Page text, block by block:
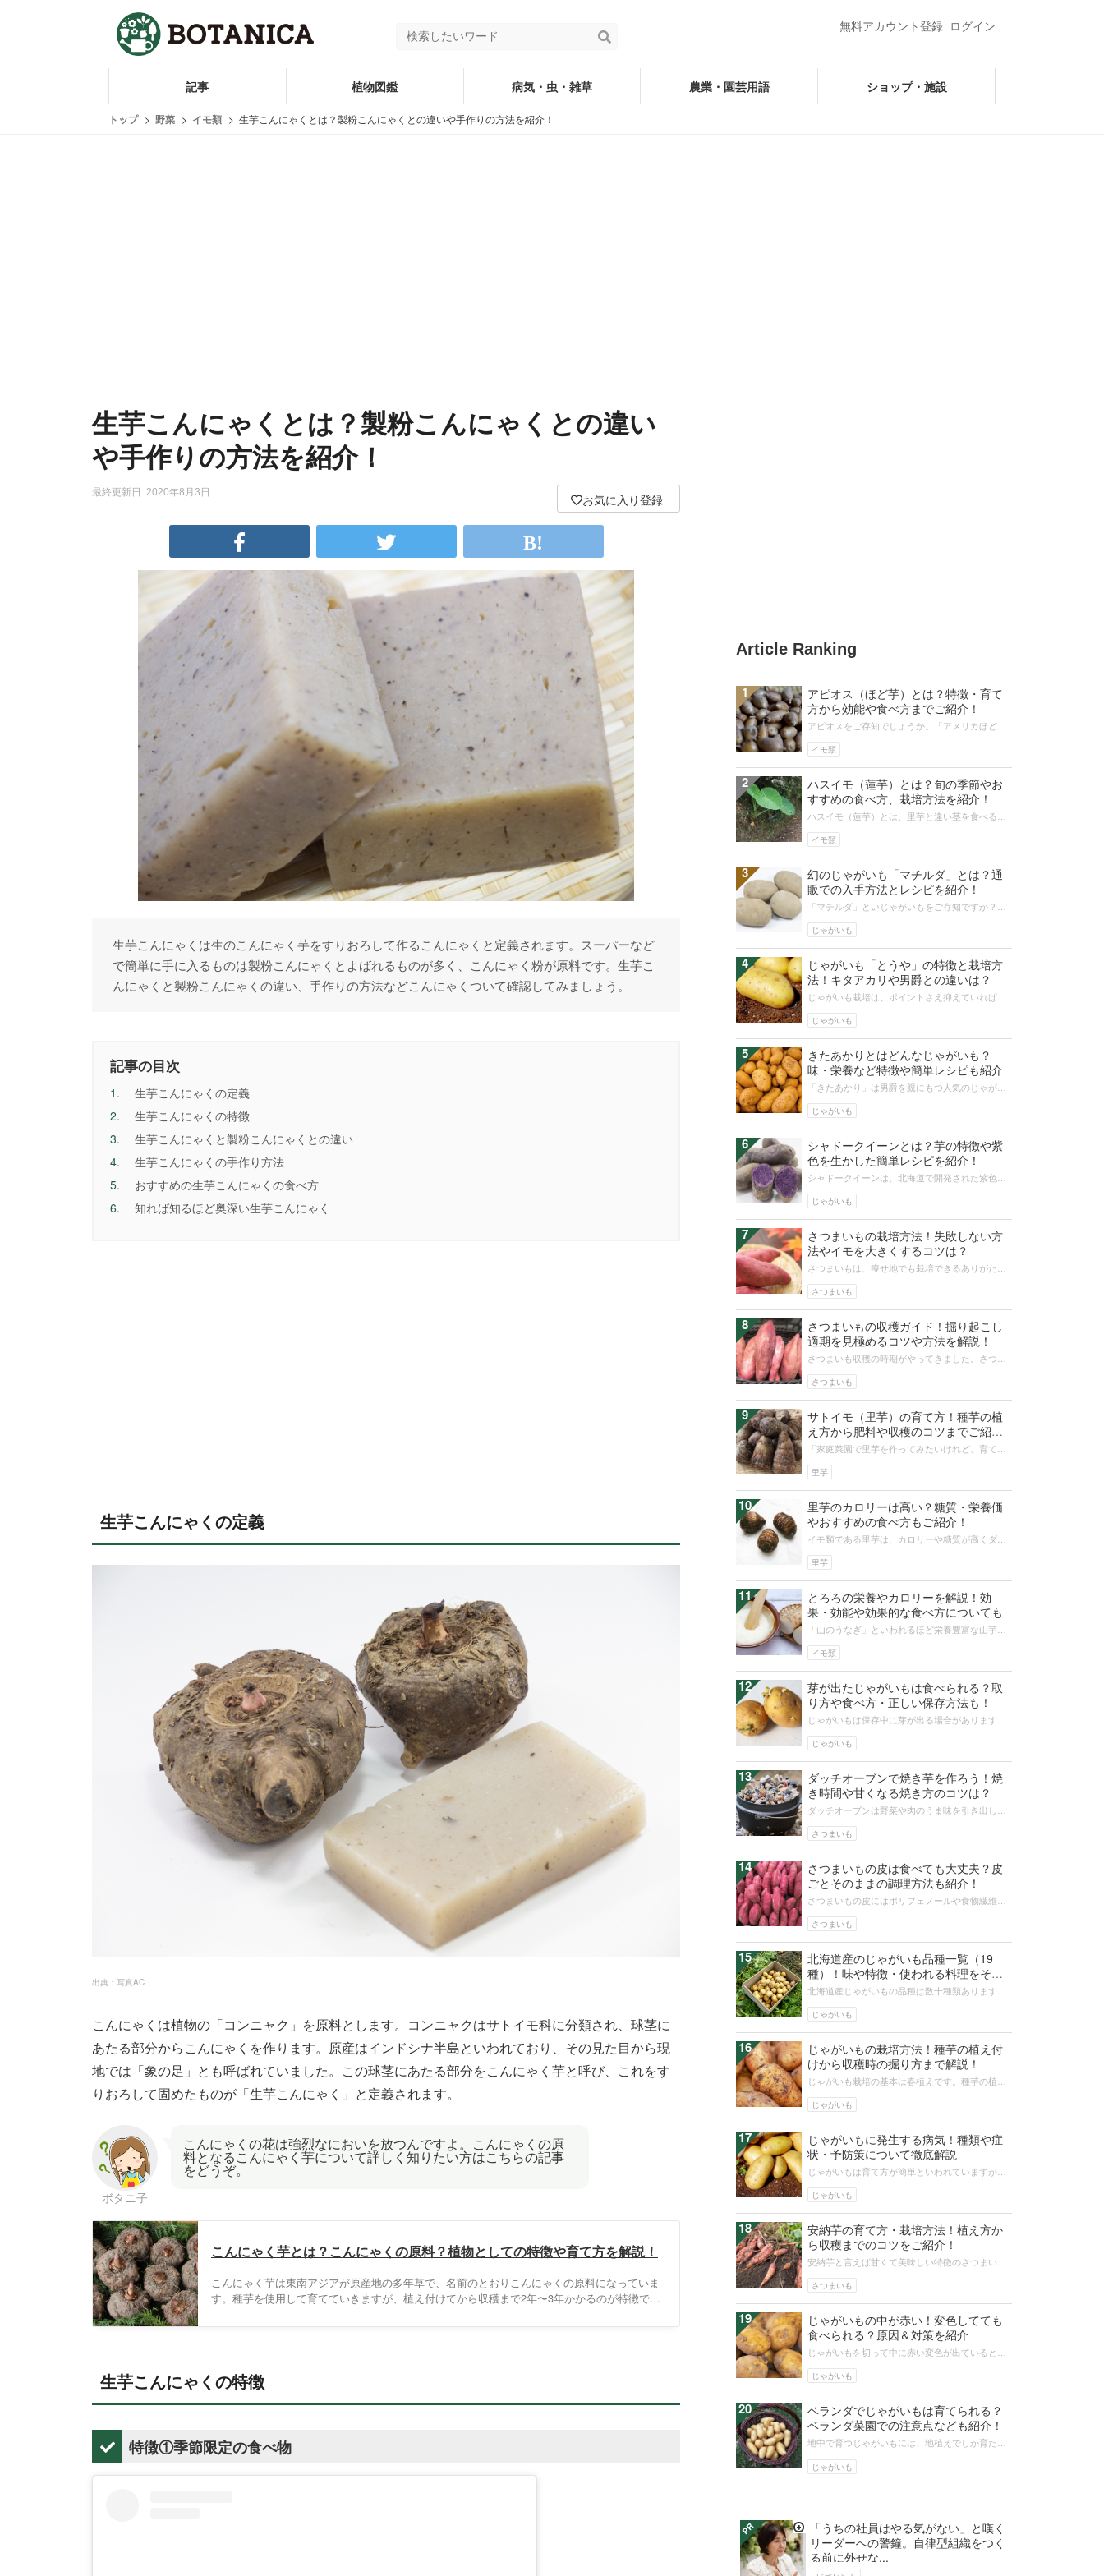
無料アカウント登録 ログイン
記事 植物図鑑 病気・虫・雑草 農業・園芸用語 ショップ・施設
トップ 野菜 イモ類 生芋こんにゃくとは？製粉こんにゃくとの違いや手作りの方法を紹介！
生芋こんにゃくとは？製粉こんにゃくとの違い
や手作りの方法を紹介！
最終更新日: 2020年8月3日
お気に入り登録
生芋こんにゃくは生のこんにゃく芋をすりおろして作るこんにゃくと定義されます。スーパーなど
で簡単に手に入るものは製粉こんにゃくとよばれるものが多く、こんにゃく粉が原料です。生芋こ
んにゃくと製粉こんにゃくの違い、手作りの方法などこんにゃくついて確認してみましょう。
記事の目次
1.
生芋こんにゃくの定義
2.
生芋こんにゃくの特徴
3.
生芋こんにゃくと製粉こんにゃくとの違い
4.
生芋こんにゃくの手作り方法
5.
おすすめの生芋こんにゃくの食べ方
6.
知れば知るほど奥深い生芋こんにゃく
生芋こんにゃくの定義
出典：写真AC
こんにゃくは植物の「コンニャク」を原料とします。コンニャクはサトイモ科に分類され、球茎に
あたる部分からこんにゃくを作ります。原産はインドシナ半島といわれており、その見た目から現
地では「象の足」とも呼ばれていました。この球茎にあたる部分をこんにゃく芋と呼び、これをす
りおろして固めたものが「生芋こんにゃく」と定義されます。
こんにゃくの花は強烈なにおいを放つんですよ。こんにゃくの原
料となるこんにゃく芋について詳しく知りたい方はこちらの記事
をどうぞ。
こんにゃく芋とは？こんにゃくの原料？植物としての特徴や育て方を解説！
こんにゃく芋は東南アジアが原産地の多年草で、名前のとおりこんにゃくの原料になっていま
す。種芋を使用して育てていきますが、植え付けてから収穫まで2年〜3年かかるのが特徴で
生芋こんにゃくの特徴
特徴①季節限定の食べ物
Article Ranking
1
イモ類
アピオス（ほど芋）とは？特徴・育て
方から効能や食べ方までご紹介！
アピオスをご存知でしょうか。「アメリカほど
で有名な野菜です。原産地では古い昔か...
2
イモ類
ハスイモ（蓮芋）とは？旬の季節やお
すすめの食べ方、栽培方法を紹介！
ハスイモ（蓮芋）とは、里芋と違い茎を食べる野
しません。また手て触れるとアレルギ...
3
じゃがいも
幻のじゃがいも「マチルダ」とは？通
販での入手方法とレシピを紹介！
「マチルダ」といじゃがいもをご存知ですか？マ
とも称されています。マチルダはほく...
4
じゃがいも
じゃがいも「とうや」の特徴と栽培方
法！キタアカリや男爵との違いは？
じゃがいも栽培は、ポイントさえ抑えていれば初
や」をご紹介しながら、他の品種との...
5
じゃがいも
きたあかりとはどんなじゃがいも？
味・栄養など特徴や簡単レシピも紹介
「きたあかり」は男爵を親にもつ人気のじゃがい
や栄養面はさらにパワーアップしてい...
6
じゃがいも
シャドークイーンとは？芋の特徴や紫
色を生かした簡単レシピを紹介！
シャドークイーンは、北海道で開発された紫色の
系のホクホクとした肉質が特徴的で注...
7
さつまいも
さつまいもの栽培方法！失敗しない方
法やイモを大きくするコツは？
さつまいもは、痩せ地でも栽培できるありがたい
していたよりも小さい、甘くないなど...
8
さつまいも
さつまいもの収穫ガイド！掘り起こし
適期を見極めるコツや方法を解説！
さつまいも収穫の時期がやってきました。さつま
別や品種別の収穫の目安を詳しくご紹...
9
里芋
サトイモ（里芋）の育て方！種芋の植
え方から肥料や収穫のコツまでご紹
介！
「家庭菜園で里芋を作ってみたいけれど、育て方
事では、写真や図を使いながら里芋の...
10
里芋
里芋のカロリーは高い？糖質・栄養価
やおすすめの食べ方もご紹介！
イモ類である里芋は、カロリーや糖質が高くダイ
ません。しかし、里芋には、体にやさ...
11
イモ類
とろろの栄養やカロリーを解説！効
果・効能や効果的な食べ方についても
「山のうなぎ」といわれるほど栄養豊富な山芋の
やダイエットの味方にもなる食材です...
12
じゃがいも
芽が出たじゃがいもは食べられる？取
り方や食べ方・正しい保存方法も！
じゃがいもは保存中に芽が出る場合があります。
てる人も多いでしょう。この記事では...
13
さつまいも
ダッチオーブンで焼き芋を作ろう！焼
き時間や甘くなる焼き方のコツは？
ダッチオーブンは野菜や肉のうま味を引き出して
庭では難しい焼き芋も簡単に美味しく...
14
さつまいも
さつまいもの皮は食べても大丈夫？皮
ごとそのままの調理方法も紹介！
さつまいもの皮にはポリフェノールや食物繊維、
す。この記事ではさつまいもの皮に含ま...
15
じゃがいも
北海道産のじゃがいも品種一覧（19
種）！味や特徴・使われる料理をそれ
ぞれご紹介！
北海道産じゃがいもの品種は数十種類あります。
は私たちの食卓には欠かせませんね。...
16
じゃがいも
じゃがいもの栽培方法！種芋の植え付
けから収穫時の掘り方まで解説！
じゃがいも栽培の基本は春植えです。種芋の植え
など、それぞれの段階の育て方にコツ...
17
じゃがいも
じゃがいもに発生する病気！種類や症
状・予防策について徹底解説
じゃがいもは育て方が簡単といわれていますが、
す。初心者が家庭菜園でじゃがいも栽...
18
さつまいも
安納芋の育て方・栽培方法！植え方か
ら収穫までのコツをご紹介！
安納芋と言えば甘くて美味しい特徴のさつまいも
さつまいもは畑で栽培するイメージが...
19
じゃがいも
じゃがいもの中が赤い！変色してても
食べられる？原因＆対策を紹介
じゃがいもを切って中に赤い変色が出ていると食
れることもあるでしょう。この記事で...
20
じゃがいも
ベランダでじゃがいもは育てられる？
ベランダ菜園での注意点なども紹介！
地中で育つじゃがいもには、地植えでしか育たな
ゃがいもはベランダでも栽培できる野...
「うちの社員はやる気がない」と嘆く
リーダーへの警鐘。自律型組織をつく
る前に外せな...